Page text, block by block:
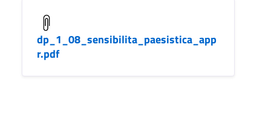
dp_1_08_sensibilita_paesistica_app
r.pdf